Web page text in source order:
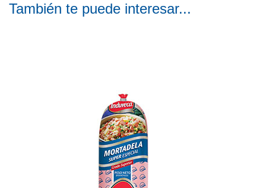
También te puede interesar...